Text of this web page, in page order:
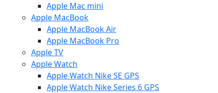
Apple Mac mini
Apple MacBook
Apple MacBook Air
Apple MacBook Pro
Apple TV
Apple Watch
Apple Watch Nike SE GPS
Apple Watch Nike Series 6 GPS